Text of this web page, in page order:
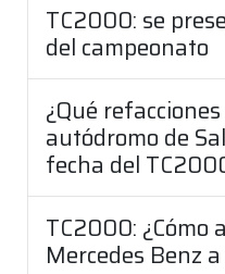
TC2000: se
del campeonato
¿Qué
autódromo de
fecha del
TC2000: ¿Cómo
Mercedes Benz